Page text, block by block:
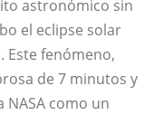
astronómico sin
el eclipse solar
Este fenómeno,
de 7 minutos y
como un